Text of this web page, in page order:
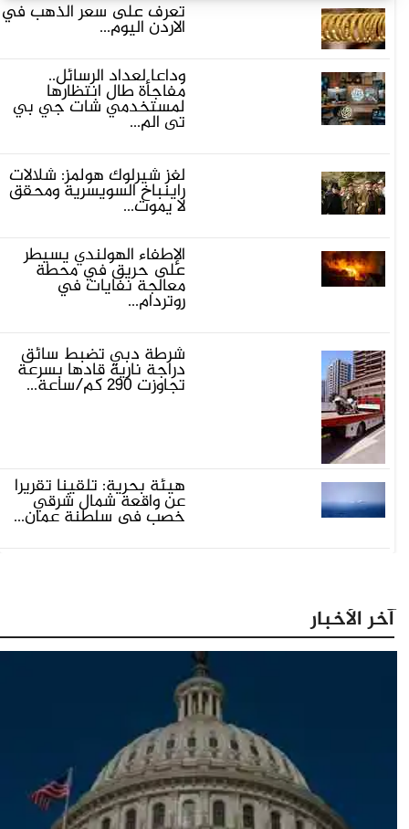
تعرف على سعر الذهب في
الاردن اليوم...
وداعاً لعداد الرسائل..
مفاجأة طال انتظارها
لمستخدمي شات جي بي
تي الم...
لغز شيرلوك هولمز: شلالات
راينباخ السويسرية ومحقق
لا يموت...
الإطفاء الهولندي يسيطر
على حريق في محطة
معالجة نفايات في
روتردام...
شرطة دبي تضبط سائق
دراجة نارية قادها بسرعة
تجاوزت 290 كم/ساعة...
هيئة بحرية: تلقينا تقريرا
عن واقعة شمال شرقي
خصب في سلطنة عمان...
آخر الأخبار